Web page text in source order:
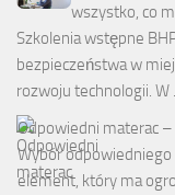
wszystko, co
Szkolenia wstępne
bezpieczeństwa w
rozwoju technologii. W …
Odpowiedni materac –
Wybór odpowiedniego
element, który ma